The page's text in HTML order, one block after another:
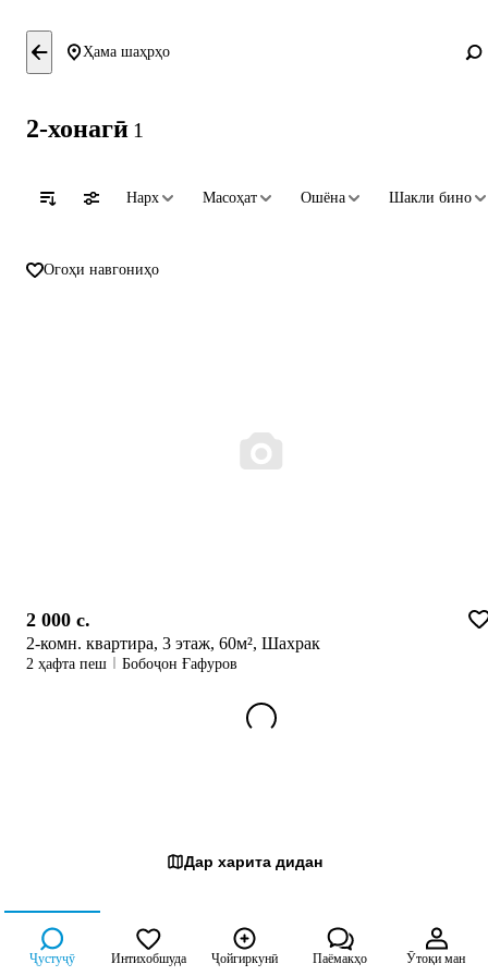
Ҳама шаҳрҳо
2-хонагӣ 1
Нарх Масоҳат Ошёна Шакли бино
Огоҳи навгониҳо
2 000 c.
2-комн. квартира, 3 этаж, 60м², Шахрак
2 ҳафта пеш Бобоҷон Ғафуров
Дар харита дидан
Ҷустуҷӯ Интихобшуда Ҷойгиркунӣ Паёмакҳо Ӯтоқи ман